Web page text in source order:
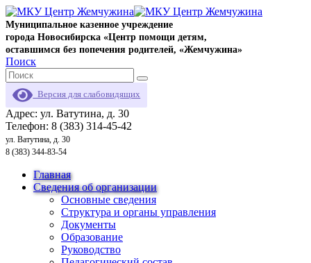
Муниципальное казенное учреждение
города Новосибирска «Центр помощи детям,
оставшимся без попечения родителей, «Жемчужина»
Поиск
Версия для слабовидящих
Адрес: ул. Ватутина, д. 30
Телефон: 8 (383) 314-45-42
ул. Ватутина, д. 30
8 (383) 344-83-54
Главная
Сведения об организации
Основные сведения
Структура и органы управления
Документы
Образование
Руководство